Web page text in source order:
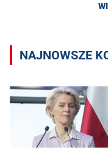
NAJNOWSZE